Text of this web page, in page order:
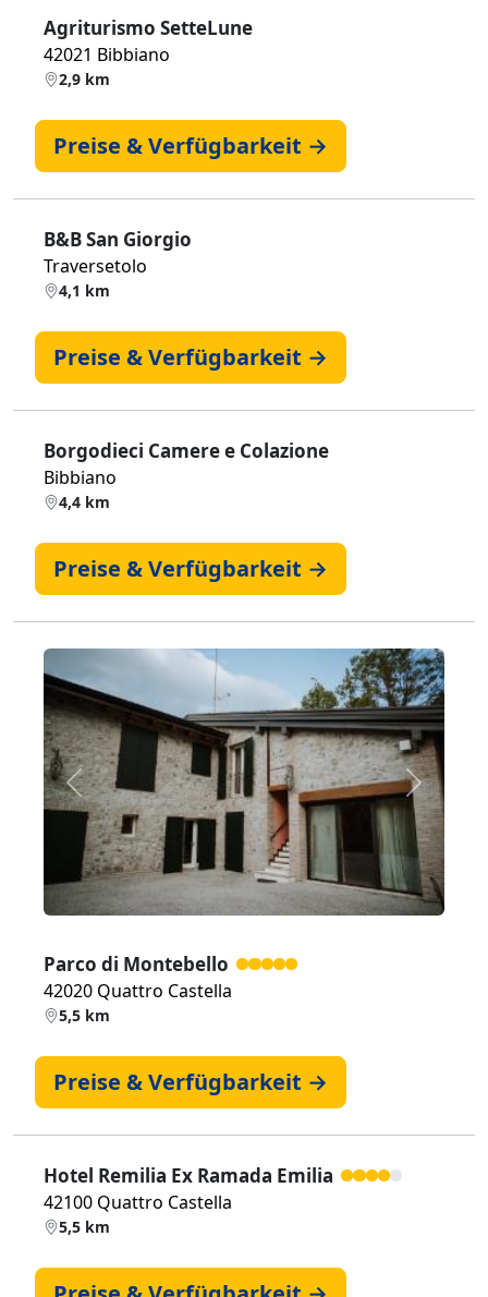
Agriturismo SetteLune
42021 Bibbiano
2,9 km
Preise & Verfügbarkeit →
B&B San Giorgio
Traversetolo
4,1 km
Preise & Verfügbarkeit →
Borgodieci Camere e Colazione
Bibbiano
4,4 km
Preise & Verfügbarkeit →
Zurück Weiter
Parco di Montebello
42020 Quattro Castella
5,5 km
Preise & Verfügbarkeit →
Hotel Remilia Ex Ramada Emilia
42100 Quattro Castella
5,5 km